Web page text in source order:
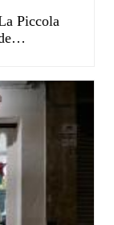
Piccola